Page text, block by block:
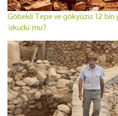
Göbekli Tepe ve gökyüzü: 12 bin
'okudu' mu?